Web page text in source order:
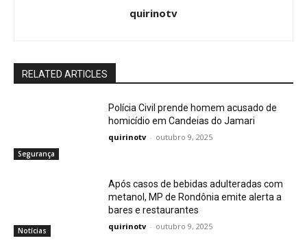
quirinotv
RELATED ARTICLES
Segurança
Polícia Civil prende homem acusado de
homicídio em Candeias do Jamari
quirinotv - outubro 9, 2025
Notícias
Após casos de bebidas adulteradas com
metanol, MP de Rondônia emite alerta a
bares e restaurantes
quirinotv - outubro 9, 2025